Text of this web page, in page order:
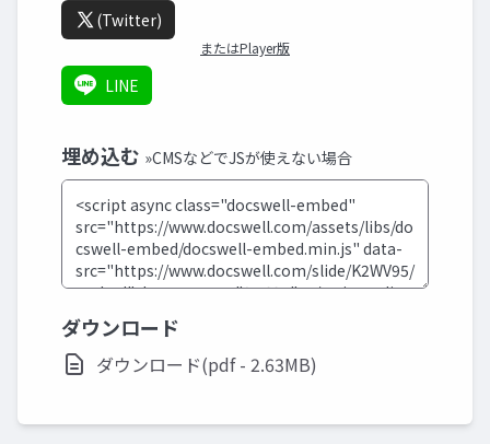
(Twitter)
またはPlayer版
LINE
埋め込む »CMSなどでJSが使えない場合
ダウンロード
ダウンロード(pdf - 2.63MB)